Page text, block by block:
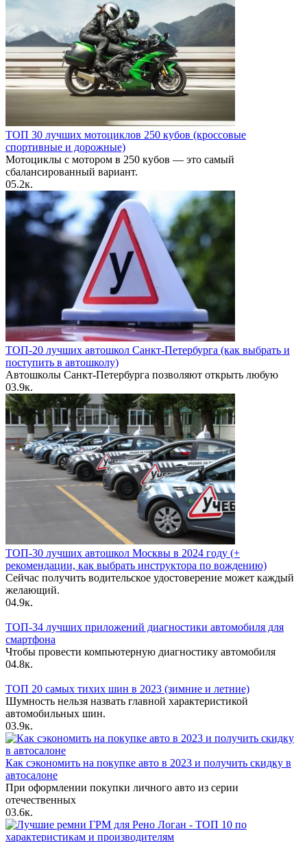
ТОП 30 лучших мотоциклов 250 кубов (кроссовые
спортивные и дорожные)
Мотоциклы с мотором в 250 кубов — это самый
сбалансированный вариант.
05.2к.
ТОП-20 лучших автошкол Санкт-Петербурга (как выбрать и
поступить в автошколу)
Автошколы Санкт-Петербурга позволяют открыть любую
03.9к.
ТОП-30 лучших автошкол Москвы в 2024 году (+
рекомендации, как выбрать инструктора по вождению)
Сейчас получить водительское удостоверение может каждый
желающий.
04.9к.
ТОП-34 лучших приложений диагностики автомобиля для
смартфона
Чтобы провести компьютерную диагностику автомобиля
04.8к.
ТОП 20 самых тихих шин в 2023 (зимние и летние)
Шумность нельзя назвать главной характеристикой
автомобильных шин.
03.9к.
Как сэкономить на покупке авто в 2023 и получить скидку в
автосалоне
При оформлении покупки личного авто из серии
отечественных
03.6к.